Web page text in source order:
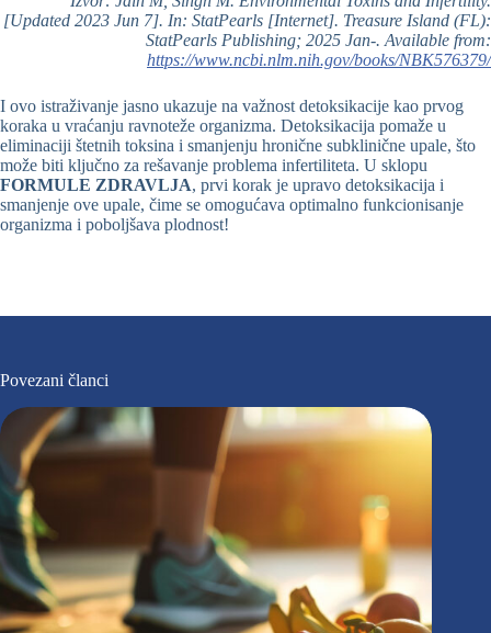
[Updated 2023 Jun 7]. In: StatPearls [Internet]. Treasure Island (FL):
StatPearls Publishing; 2025 Jan-. Available from:
https://www.ncbi.nlm.nih.gov/books/NBK576379/
I ovo istraživanje jasno ukazuje na važnost detoksikacije kao prvog
koraka u vraćanju ravnoteže organizma. Detoksikacija pomaže u
eliminaciji štetnih toksina i smanjenju hronične subklinične upale, što
može biti ključno za rešavanje problema infertiliteta. U sklopu
FORMULE ZDRAVLJA, prvi korak je upravo detoksikacija i
smanjenje ove upale, čime se omogućava optimalno funkcionisanje
organizma i poboljšava plodnost!
Povezani članci